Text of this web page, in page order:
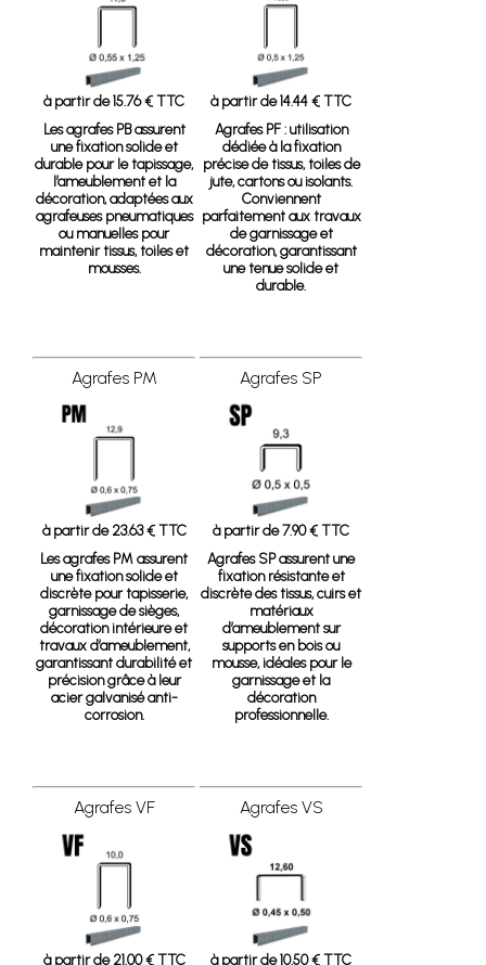
à partir de 15.76 € TTC
Les agrafes PB assurent
une fixation solide et
durable pour le tapissage,
l’ameublement et la
décoration, adaptées aux
agrafeuses pneumatiques
ou manuelles pour
maintenir tissus, toiles et
mousses.
à partir de 14.44 € TTC
Agrafes PF: utilisation
dédiée à la fixation
précise de tissus, toiles de
jute, cartons ou isolants.
Conviennent
parfaitement aux travaux
de garnissage et
décoration, garantissant
une tenue solide et
durable.
Agrafes PM
à partir de 23.63 € TTC
Les agrafes PM assurent
une fixation solide et
discrète pour tapisserie,
garnissage de sièges,
décoration intérieure et
travaux d’ameublement,
garantissant durabilité et
précision grâce à leur
acier galvanisé anti-
corrosion.
Agrafes SP
à partir de 7.90 € TTC
Agrafes SPassurent une
fixation résistante et
discrète des tissus, cuirs et
matériaux
d’ameublement sur
supports en bois ou
mousse, idéales pour le
garnissage et la
décoration
professionnelle.
Agrafes VF
à partir de 21.00 € TTC
Agrafes VS
à partir de 10.50 € TTC